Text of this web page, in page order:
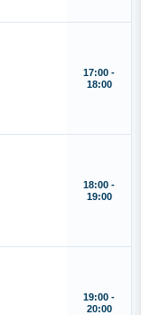
17:00 -
18:00
18:00 -
19:00
19:00 -
20:00